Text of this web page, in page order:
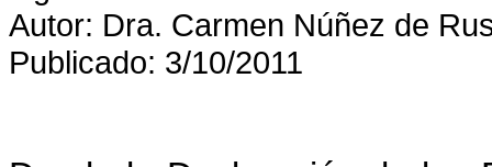
Autor: Dra. Carmen Núñez de
Publicado: 3/10/2011